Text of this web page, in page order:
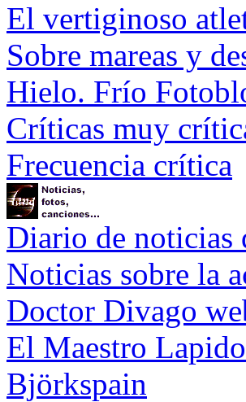
El vertiginoso
Sobre mareas y
Hielo. Frío
Críticas muy
Frecuencia crítica
Diario de noticias
Noticias sobre la
Doctor Divago
El Maestro Lapido
Björkspain